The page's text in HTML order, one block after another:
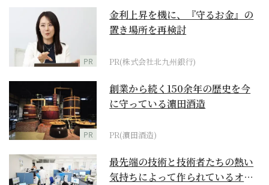
PR
金利上昇を機に、『守るお金』の
置き場所を再検討
PR(株式会社北九州銀行)
PR
創業から続く150余年の歴史を今
に守っている濵田酒造
PR(濵田酒造)
最先端の技術と技術者たちの熱い
気持ちによって作られているオー